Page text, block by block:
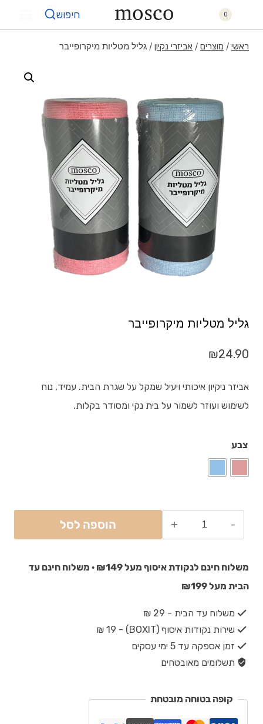
0 חיפוש
ראשי / מוצרים / אביזרי נקיון / גליל מטליות מיקרופייבר
גליל מטליות מיקרופייבר
₪24.90
אביזר ניקיון איכותי ויעיל שמקל על שגרת הבית. עמיד, נוח
לשימוש ועוזר לשמור על בית נקי ומסודר בקלות.
צבע
הוספה לסל
משלוח חינם לנקודת איסוף מעל ₪149 · משלוח חינם עד
הבית מעל ₪199
משלוח עד הבית - 29 ₪
שירות נקודות איסוף (BOXIT) - 19 ₪
זמן אספקה עד 5 ימי עסקים
תשלומים מאובטחים
קופה בטוחה מובטחת